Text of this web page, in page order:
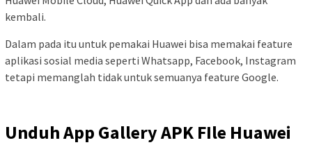
kembali.
Dalam pada itu untuk pemakai Huawei bisa memakai feature
aplikasi sosial media seperti Whatsapp, Facebook, Instagram
tetapi memanglah tidak untuk semuanya feature Google.
Unduh App Gallery APK FIle Huawei